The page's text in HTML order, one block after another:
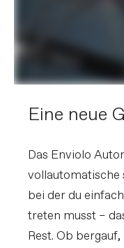
Eine neue
Das Enviolo
vollautomatische
bei der du
treten musst –
Rest. Ob